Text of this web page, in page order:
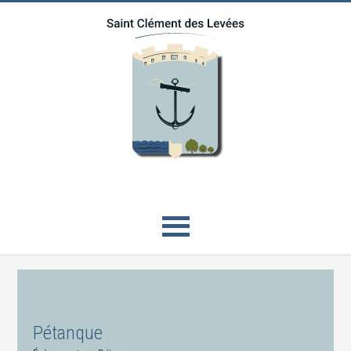
Pétanque